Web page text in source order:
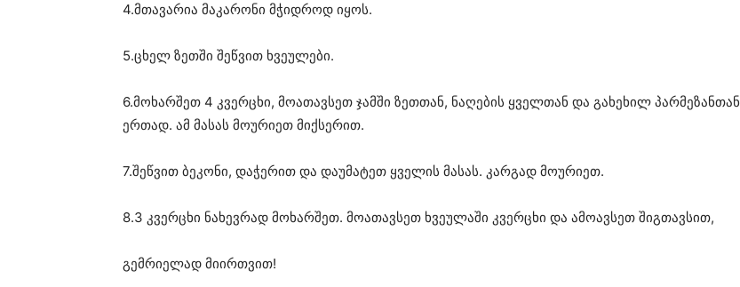
4.მთავარია მაკარონი მჭიდროდ იყოს.
5.ცხელ ზეთში შეწვით ხვეულები.
6.მოხარშეთ 4 კვერცხი, მოათავსეთ ჯამში ზეთთან, ნაღების ყველთან და გახეხილ პარმეზანთან
ერთად. ამ მასას მოურიეთ მიქსერით.
7.შეწვით ბეკონი, დაჭერით და დაუმატეთ ყველის მასას. კარგად მოურიეთ.
8.3 კვერცხი ნახევრად მოხარშეთ. მოათავსეთ ხვეულაში კვერცხი და ამოავსეთ შიგთავსით,
გემრიელად მიირთვით!